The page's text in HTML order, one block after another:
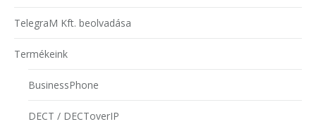
TelegraM Kft. beolvadása
Termékeink
BusinessPhone
DECT / DECToverIP